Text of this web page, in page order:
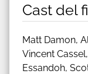
Cast del
Matt Damon,
Vincent
Essandoh,